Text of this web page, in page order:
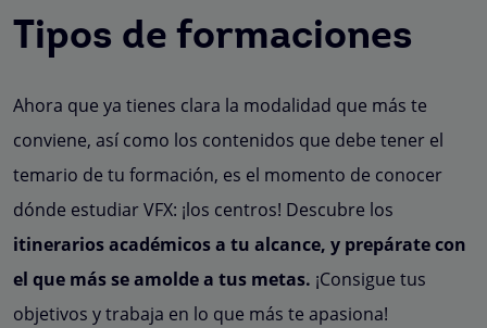
Tipos de formaciones
Ahora que ya tienes clara la modalidad que más te
conviene, así como los contenidos que debe tener el
temario de tu formación, es el momento de conocer
dónde estudiar VFX: ¡los centros! Descubre los
itinerarios académicos a tu alcance, y prepárate con
el que más se amolde a tus metas. ¡Consigue tus
objetivos y trabaja en lo que más te apasiona!